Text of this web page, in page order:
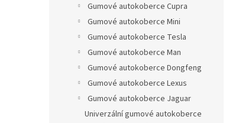
Gumové autokoberce Cupra
Gumové autokoberce Mini
Gumové autokoberce Tesla
Gumové autokoberce Man
Gumové autokoberce Dongfeng
Gumové autokoberce Lexus
Gumové autokoberce Jaguar
Univerzální gumové autokoberce